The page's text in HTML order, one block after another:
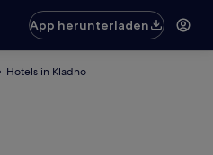
App herunterladen
Hotels in Kladno